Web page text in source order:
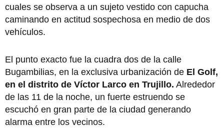
cuales se observa a un sujeto vestido con capucha
caminando en actitud sospechosa en medio de dos
vehículos.
El punto exacto fue la cuadra dos de la calle
Bugambilias, en la exclusiva urbanización de El Golf,
en el distrito de Víctor Larco en Trujillo. Alrededor
de las 11 de la noche, un fuerte estruendo se
escuchó en gran parte de la ciudad generando
alarma entre los vecinos.